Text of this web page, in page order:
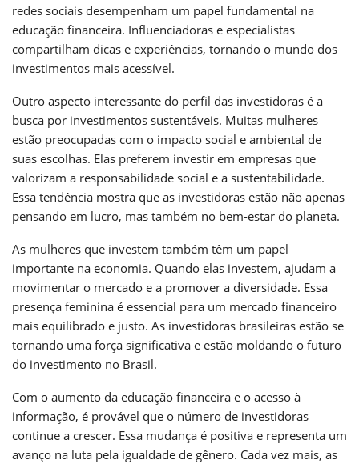
redes sociais desempenham um papel fundamental na
educação financeira. Influenciadoras e especialistas
compartilham dicas e experiências, tornando o mundo dos
investimentos mais acessível.
Outro aspecto interessante do perfil das investidoras é a
busca por investimentos sustentáveis. Muitas mulheres
estão preocupadas com o impacto social e ambiental de
suas escolhas. Elas preferem investir em empresas que
valorizam a responsabilidade social e a sustentabilidade.
Essa tendência mostra que as investidoras estão não apenas
pensando em lucro, mas também no bem-estar do planeta.
As mulheres que investem também têm um papel
importante na economia. Quando elas investem, ajudam a
movimentar o mercado e a promover a diversidade. Essa
presença feminina é essencial para um mercado financeiro
mais equilibrado e justo. As investidoras brasileiras estão se
tornando uma força significativa e estão moldando o futuro
do investimento no Brasil.
Com o aumento da educação financeira e o acesso à
informação, é provável que o número de investidoras
continue a crescer. Essa mudança é positiva e representa um
avanço na luta pela igualdade de gênero. Cada vez mais, as